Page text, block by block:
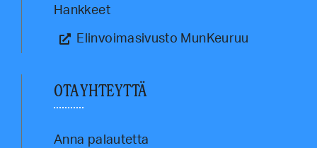
Hankkeet
Elinvoimasivusto MunKeuruu
OTA YHTEYTTÄ
Anna palautetta